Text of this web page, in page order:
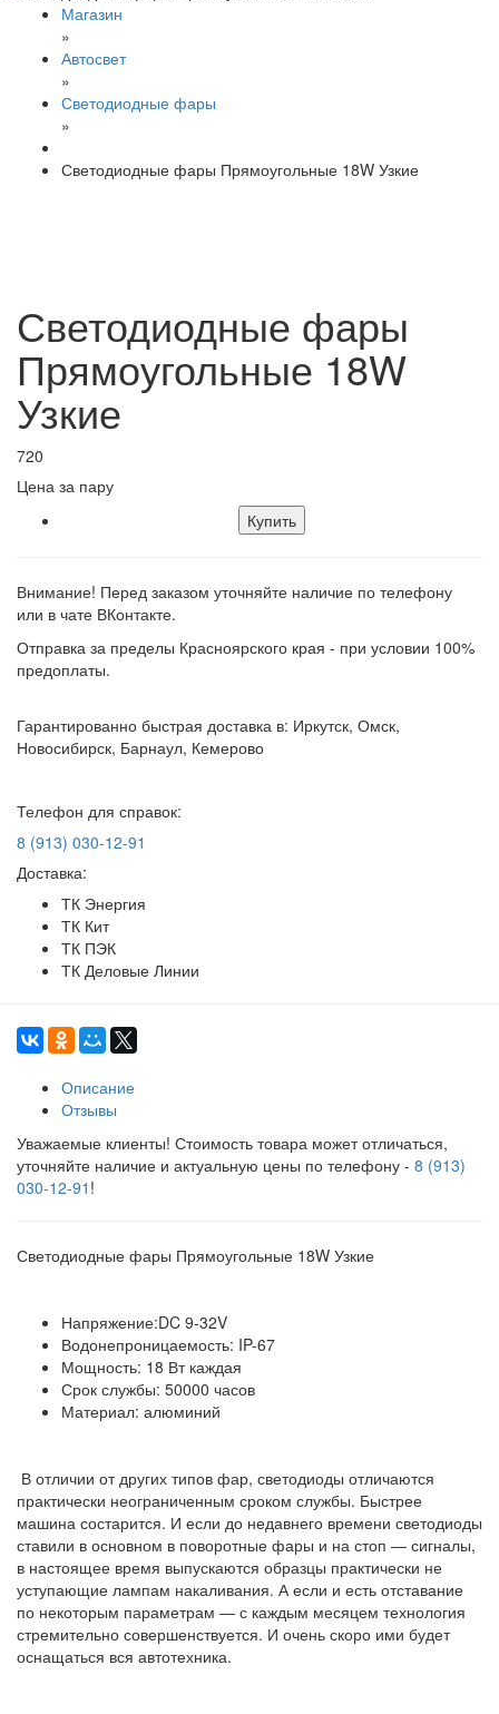
Магазин
»
Автосвет
»
Светодиодные фары
»
Светодиодные фары Прямоугольные 18W Узкие
Светодиодные фары
Прямоугольные 18W
Узкие
720
Цена за пару
Купить
Внимание! Перед заказом уточняйте наличие по телефону
или в чате ВКонтакте.
Отправка за пределы Красноярского края - при условии 100%
предоплаты.
Гарантированно быстрая доставка в: Иркутск, Омск,
Новосибирск, Барнаул, Кемерово
Телефон для справок:
8 (913) 030-12-91
Доставка:
ТК Энергия
ТК Кит
ТК ПЭК
ТК Деловые Линии
Описание
Отзывы
Уважаемые клиенты! Стоимость товара может отличаться,
уточняйте наличие и актуальную цены по телефону - 8 (913)
030-12-91 !
Светодиодные фары Прямоугольные 18W Узкие
Напряжение:DC 9-32V
Водонепроницаемость: IP-67
Мощность: 18 Вт каждая
Срок службы: 50000 часов
Материал: алюминий
В отличии от других типов фар, светодиоды отличаются
практически неограниченным сроком службы. Быстрее
машина состарится. И если до недавнего времени светодиоды
ставили в основном в поворотные фары и на стоп ― сигналы,
в настоящее время выпускаются образцы практически не
уступающие лампам накаливания. А если и есть отставание
по некоторым параметрам ― с каждым месяцем технология
стремительно совершенствуется. И очень скоро ими будет
оснащаться вся автотехника.